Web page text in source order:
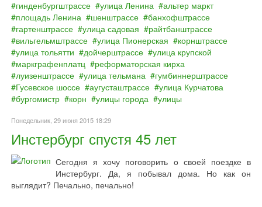
гинденбургштрассе
улица Ленина
альтер маркт
площадь Ленина
шенштрассе
банхофштрассе
гартенштрассе
улица садовая
райтбанштрассе
вильгельмштрассе
улица Пионерская
корнштрассе
улица тольятти
дойчерштрассе
улица крупской
маркграфенплатц
реформаторская кирха
луизенштрассе
улица тельмана
гумбиннерштрассе
Гусевское шоссе
аугусташтрассе
улица Курчатова
бургомистр
корн улицы города улицы
Понедельник, 29 июня 2015 18:29
Инстербург спустя 45 лет
Сегодня я хочу поговорить о своей поездке в
Инстербург. Да, я побывал дома. Но как он
выглядит? Печально, печально!